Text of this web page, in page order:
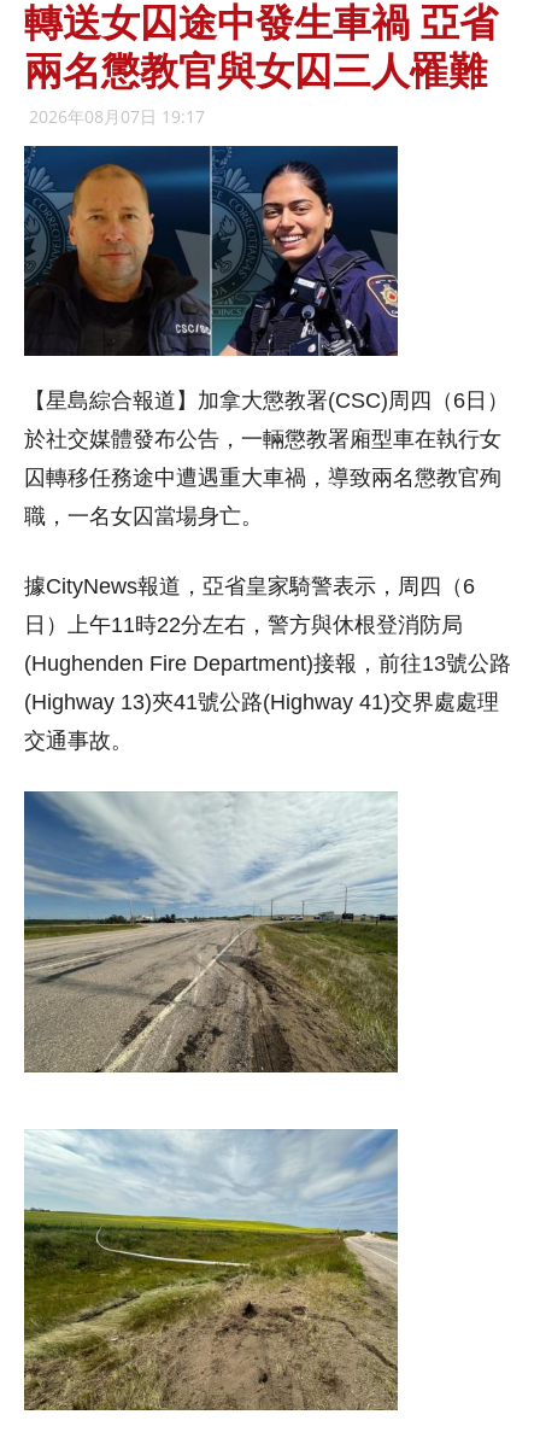
轉送女囚途中發生車禍 亞省
兩名懲教官與女囚三人罹難
2026年08月07日 19:17
【星島綜合報道】加拿大懲教署(CSC)周四（6日）
於社交媒體發布公告，一輛懲教署廂型車在執行女
囚轉移任務途中遭遇重大車禍，導致兩名懲教官殉
職，一名女囚當場身亡。
據CityNews報道，亞省皇家騎警表示，周四（6
日）上午11時22分左右，警方與休根登消防局
(Hughenden Fire Department)接報，前往13號公路
(Highway 13)夾41號公路(Highway 41)交界處處理
交通事故。